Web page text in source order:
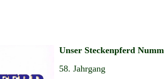
Unser Steckenpferd
58. Jahrgang